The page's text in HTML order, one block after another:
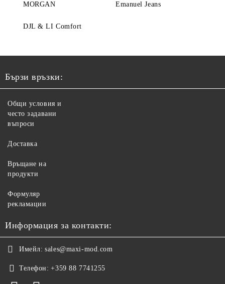
MORGAN Emanuel Jeans
DJL & LI Comfort
Бързи връзки:
Общи условия и
често задавани
въпроси
Доставка
Връщане на
продукти
Формуляр
рекламации
Информация за контакти:
Имейл: sales@maxi-mod.com
Телефон: +359 88 7741255